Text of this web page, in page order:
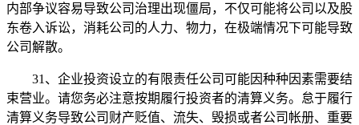
内部争议容易导致公司治理出现僵局，不仅可能将公司以及股
东卷入诉讼，消耗公司的人力、物力，在极端情况下可能导致
公司解散。
31、企业投资设立的有限责任公司可能因种种因素需要结
束营业。请您务必注意按期履行投资者的清算义务。怠于履行
清算义务导致公司财产贬值、流失、毁损或者公司帐册、重要